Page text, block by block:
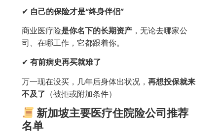
✔ 自己的保险才是“终身伴侣”
商业医疗险是你名下的长期资产 ，无论去哪家公
司、在哪工作，它都跟着你。
✔ 有前病史再买就难了
万一现在没买，几年后身体出状况， 再想投保就来
不及了 （被拒或附加条件）
新加坡主要医疗住院险公司推荐
名单